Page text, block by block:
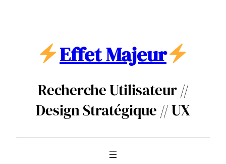
Effet Majeur
Recherche Utilisateur //
Design Stratégique // UX